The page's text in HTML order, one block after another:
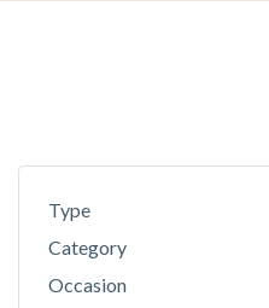
Type
Category
Occasion